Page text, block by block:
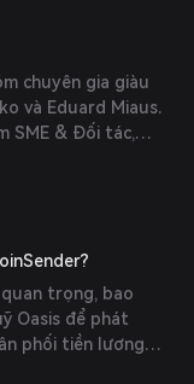
mật tiên tiến, như
để đảm bảo an
chuyên gia giàu
và Eduard Miaus.
SME & Đối tác,
dự án. Eduard,
môn trong
trọng, bao
Oasis để phát
phối tiền lương
hệ sinh thái